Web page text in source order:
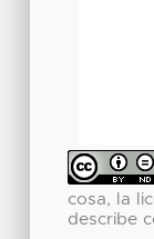
cosa, la
describe